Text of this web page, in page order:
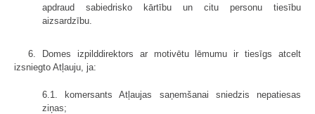
apdraud sabiedrisko kārtību un citu personu tiesību
aizsardzību.
6. Domes izpilddirektors ar motivētu lēmumu ir tiesīgs atcelt
izsniegto Atļauju, ja:
6.1. komersants Atļaujas saņemšanai sniedzis nepatiesas
ziņas;